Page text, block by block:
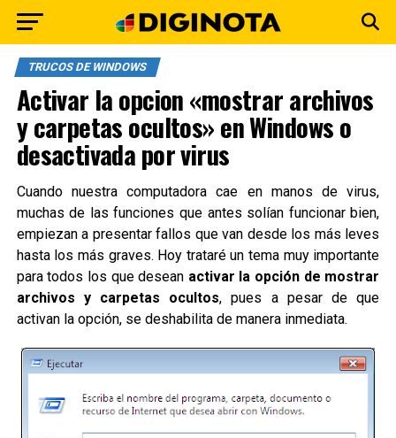
TRUCOS DE WINDOWS
Activar la opcion «mostrar archivos
y carpetas ocultos» en Windows o
desactivada por virus
Cuando nuestra computadora cae en manos de virus,
muchas de las funciones que antes solían funcionar bien,
empiezan a presentar fallos que van desde los más leves
hasta los más graves. Hoy trataré un tema muy importante
para todos los que desean activar la opción de mostrar
archivos y carpetas ocultos, pues a pesar de que
activan la opción, se deshabilita de manera inmediata.